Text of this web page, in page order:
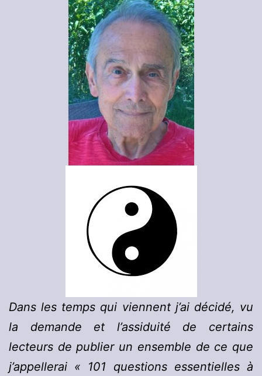
Dans les temps qui viennent j’ai décidé, vu
la demande et l’assiduité de certains
lecteurs de publier un ensemble de ce que
j’appellerai « 101 questions essentielles à